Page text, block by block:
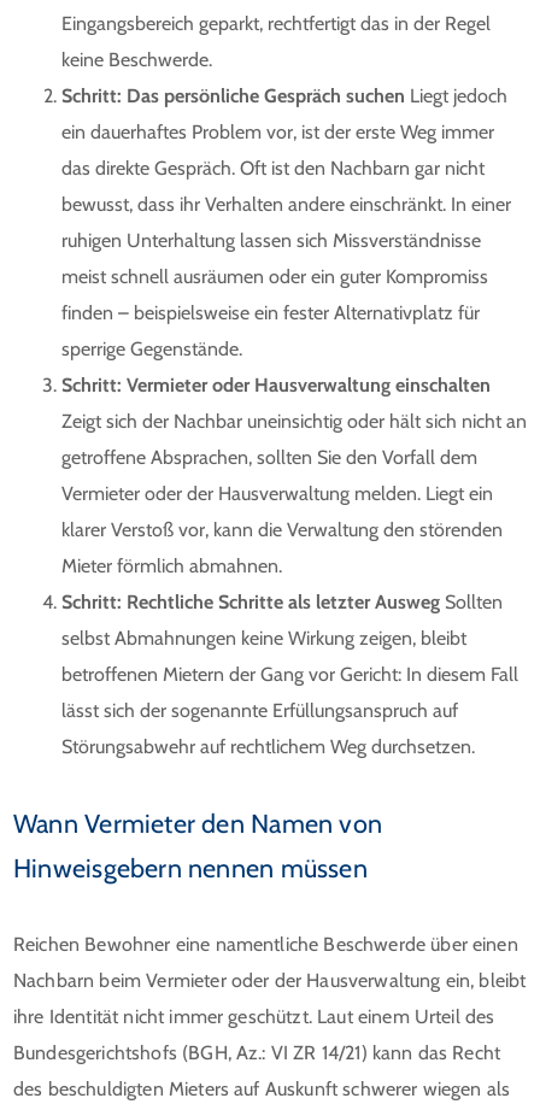
Eingangsbereich geparkt, rechtfertigt das in der Regel
keine Beschwerde.
Schritt: Das persönliche Gespräch suchen Liegt jedoch
ein dauerhaftes Problem vor, ist der erste Weg immer
das direkte Gespräch. Oft ist den Nachbarn gar nicht
bewusst, dass ihr Verhalten andere einschränkt. In einer
ruhigen Unterhaltung lassen sich Missverständnisse
meist schnell ausräumen oder ein guter Kompromiss
finden – beispielsweise ein fester Alternativplatz für
sperrige Gegenstände.
Schritt: Vermieter oder Hausverwaltung einschalten
Zeigt sich der Nachbar uneinsichtig oder hält sich nicht an
getroffene Absprachen, sollten Sie den Vorfall dem
Vermieter oder der Hausverwaltung melden. Liegt ein
klarer Verstoß vor, kann die Verwaltung den störenden
Mieter förmlich abmahnen.
Schritt: Rechtliche Schritte als letzter Ausweg Sollten
selbst Abmahnungen keine Wirkung zeigen, bleibt
betroffenen Mietern der Gang vor Gericht: In diesem Fall
lässt sich der sogenannte Erfüllungsanspruch auf
Störungsabwehr auf rechtlichem Weg durchsetzen.
Wann Vermieter den Namen von
Hinweisgebern nennen müssen
Reichen Bewohner eine namentliche Beschwerde über einen
Nachbarn beim Vermieter oder der Hausverwaltung ein, bleibt
ihre Identität nicht immer geschützt. Laut einem Urteil des
Bundesgerichtshofs (BGH, Az.: VI ZR 14/21) kann das Recht
des beschuldigten Mieters auf Auskunft schwerer wiegen als